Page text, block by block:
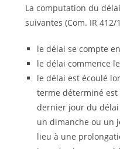
La computation du
suivantes (Com. IR 412/
le délai se compte
le délai commence
le délai est écoulé
terme déterminé
dernier jour du
un dimanche ou un
lieu à une